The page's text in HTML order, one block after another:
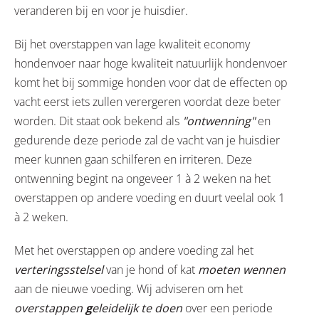
veranderen bij en voor je huisdier.
Bij het overstappen van lage kwaliteit economy
hondenvoer naar hoge kwaliteit natuurlijk hondenvoer
komt het bij sommige honden voor dat de effecten op
vacht eerst iets zullen verergeren voordat deze beter
worden. Dit staat ook bekend als "ontwenning"en
gedurende deze periode zal de vacht van je huisdier
meer kunnen gaan schilferen en irriteren. Deze
ontwenning begint na ongeveer 1 à 2 weken na het
overstappen op andere voeding en duurt veelal ook 1
à 2 weken.
Met het overstappen op andere voeding zal het
verteringsstelselvan je hond of kat moeten wennen
aan de nieuwe voeding. Wij adviseren om het
overstappen geleidelijk te doen over een periode